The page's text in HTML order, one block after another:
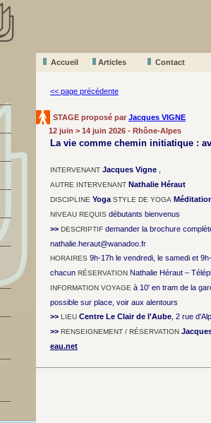
Accueil Articles
Contact
<< page précédente
STAGE proposé par Jacques VIGNE
12 juin > 14 juin 2026 - Rhône-Alpes
La vie comme chemin initiatique :
INTERVENANT Jacques Vigne
AUTRE INTERVENANT Nathalie Héraut
DISCIPLINE Yoga STYLE DE YOGA
NIVEAU REQUIS débutants bienvenus
>> DESCRIPTIF demander la brochure
nathalie.heraut@wanadoo.fr
HORAIRES 9h-17h le vendredi, le samedi et
chacun RÉSERVATION Nathalie Héraut –
INFORMATION VOYAGE à 10' en tram de la
possible sur place, voir aux alentours
>> LIEU Centre Le Clair de l'Aube , 2 rue
>> RENSEIGNEMENT / RÉSERVATION
eau.net